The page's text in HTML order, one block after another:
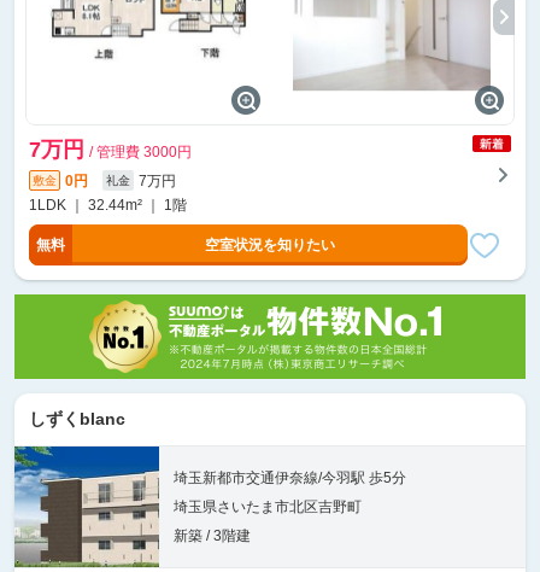
7万円 / 管理費 3000円
敷金 0円 礼金
7万円
1LDK ｜ 32.44m² ｜ 1階
無料 空室状況を知りたい
しずくblanc
埼玉新都市交通伊奈線/今羽駅 歩5分
埼玉県さいたま市北区吉野町
新築 / 3階建